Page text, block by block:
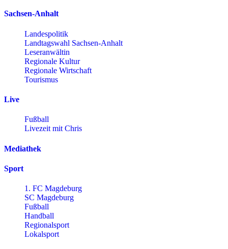
Sachsen-Anhalt
Landespolitik
Landtagswahl Sachsen-Anhalt
Leseranwältin
Regionale Kultur
Regionale Wirtschaft
Tourismus
Live
Fußball
Livezeit mit Chris
Mediathek
Sport
1. FC Magdeburg
SC Magdeburg
Fußball
Handball
Regionalsport
Lokalsport